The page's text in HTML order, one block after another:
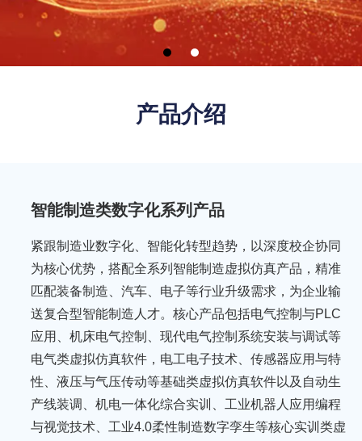
产品介绍
智能制造类数字化系列产品
紧跟制造业数字化、智能化转型趋势，以深度校企协同
为核心优势，搭配全系列智能制造虚拟仿真产品，精准
匹配装备制造、汽车、电子等行业升级需求，为企业输
送复合型智能制造人才。核心产品包括电气控制与PLC
应用、机床电气控制、现代电气控制系统安装与调试等
电气类虚拟仿真软件，电工电子技术、传感器应用与特
性、液压与气压传动等基础类虚拟仿真软件以及自动生
产线装调、机电一体化综合实训、工业机器人应用编程
与视觉技术、工业4.0柔性制造数字孪生等核心实训类虚